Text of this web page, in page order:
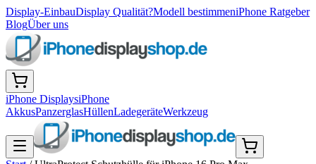
Display-EinbauDisplay Qualität?Modell bestimmeniPhone Ratgeber
BlogÜber uns
iPhone DisplaysiPhone
AkkusPanzerglasHüllenLadegeräteWerkzeug